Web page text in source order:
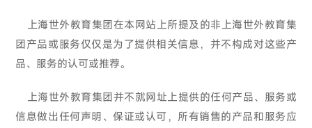
上海世外教育集团在本网站上所提及的非上海世外教育集
团产品或服务仅仅是为了提供相关信息，并不构成对这些产
品、服务的认可或推荐。
上海世外教育集团并不就网址上提供的任何产品、服务或
信息做出任何声明、保证或认可，所有销售的产品和服务应